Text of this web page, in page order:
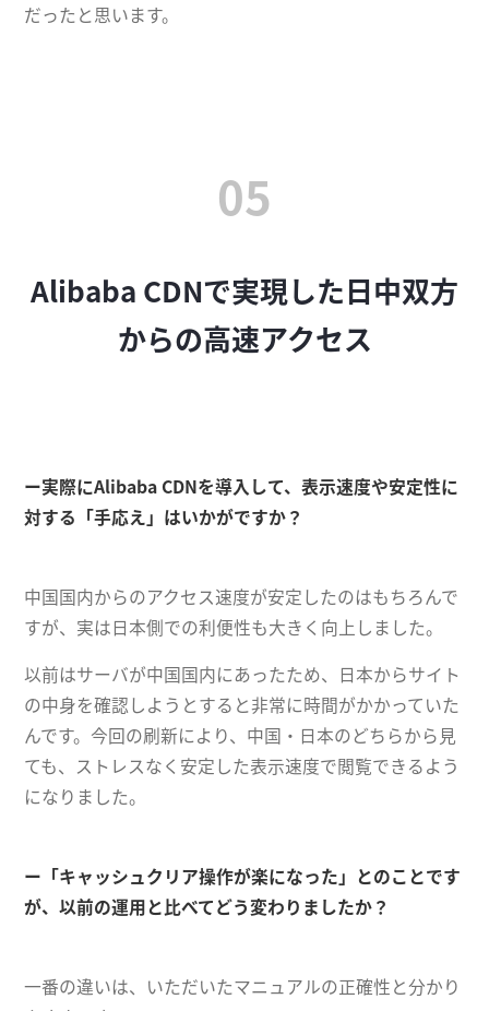
だったと思います。
05
Alibaba CDNで実現した日中双方
からの高速アクセス
ー実際にAlibaba CDNを導入して、表示速度や安定性に
対する「手応え」はいかがですか？
中国国内からのアクセス速度が安定したのはもちろんで
すが、実は日本側での利便性も大きく向上しました。
以前はサーバが中国国内にあったため、日本からサイト
の中身を確認しようとすると非常に時間がかかっていた
んです。今回の刷新により、中国・日本のどちらから見
ても、ストレスなく安定した表示速度で閲覧できるよう
になりました。
ー「キャッシュクリア操作が楽になった」とのことです
が、以前の運用と比べてどう変わりましたか？
一番の違いは、いただいたマニュアルの正確性と分かり